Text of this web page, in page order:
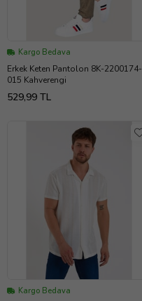
Kargo Bedava
Erkek Keten Pantolon 8K-2200174-
015 Kahverengi
529,99 TL
Kargo Bedava